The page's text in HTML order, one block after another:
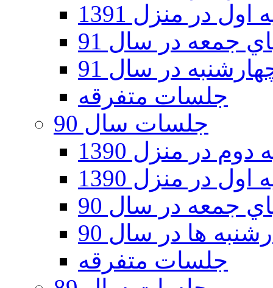
در منزل 1391
جمعه در سال 91
در سال 91
جلسات متفرقه
جلسات سال 90
در منزل 1390
در منزل 1390
جمعه در سال 90
ها در سال 90
جلسات متفرقه